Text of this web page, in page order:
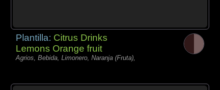
Plantilla: Citrus Drinks
Lemons Orange fruit
Agrios, Bebida, Limonero, Naranja (Fruta),